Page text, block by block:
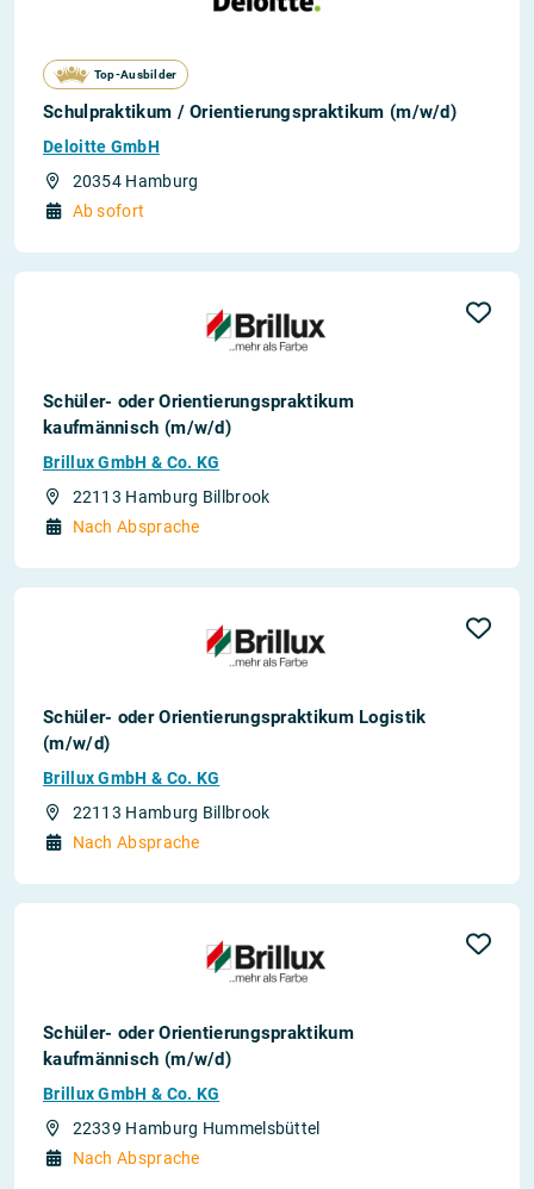
Top-Ausbilder
Schulpraktikum / Orientierungspraktikum (m/w/d)
Deloitte GmbH
20354 Hamburg
Ab sofort
Schüler- oder Orientierungspraktikum
kaufmännisch (m/w/d)
Brillux GmbH & Co. KG
22113 Hamburg Billbrook
Nach Absprache
Schüler- oder Orientierungspraktikum Logistik
(m/w/d)
Brillux GmbH & Co. KG
22113 Hamburg Billbrook
Nach Absprache
Schüler- oder Orientierungspraktikum
kaufmännisch (m/w/d)
Brillux GmbH & Co. KG
22339 Hamburg Hummelsbüttel
Nach Absprache